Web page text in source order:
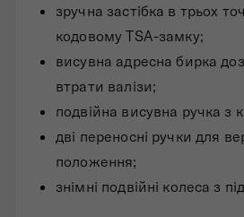
зручна застібка в трьох
кодовому TSA-замку;
висувна адресна бирка
втрати валізи;
подвійна висувна ручка з
дві переносні ручки для
положення;
знімні подвійні колеса з